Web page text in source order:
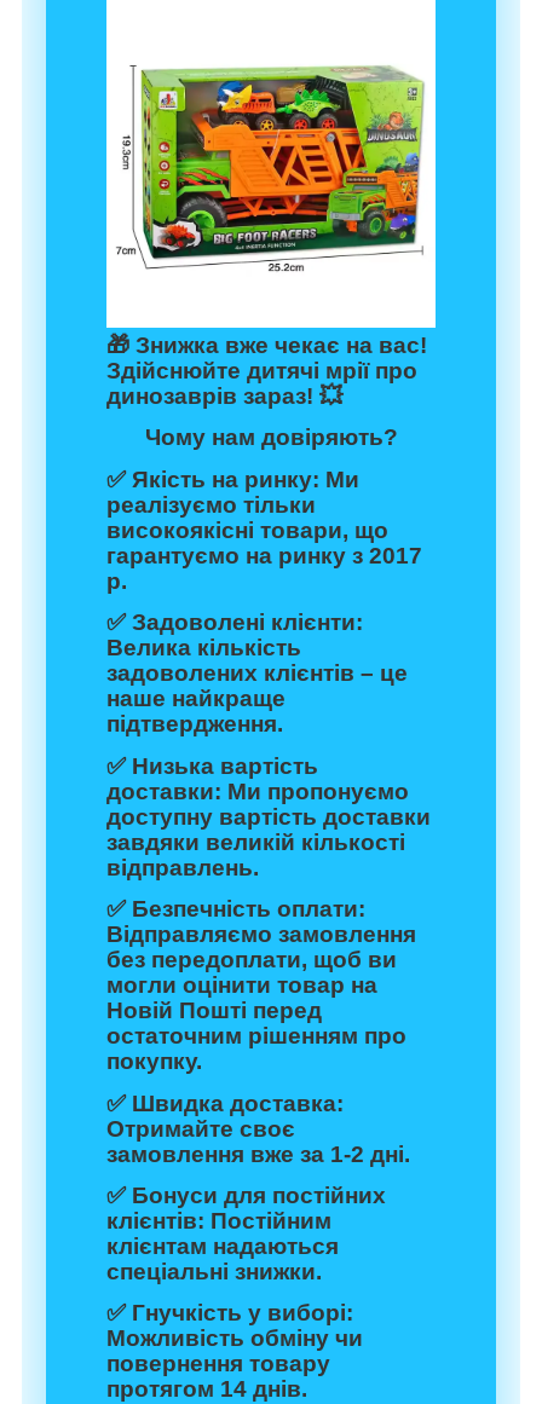
🎁 Знижка вже чекає на вас!
Здійснюйте дитячі мрії про
динозаврів зараз! 💥
Чому нам довіряють?
✅ Якість на ринку: Ми
реалізуємо тільки
високоякісні товари, що
гарантуємо на ринку з 2017
р.
✅Задоволені клієнти:
Велика кількість
задоволених клієнтів – це
наше найкраще
підтвердження.
✅ Низька вартість
доставки: Ми пропонуємо
доступну вартість доставки
завдяки великій кількості
відправлень.
✅ Безпечність оплати:
Відправляємо замовлення
без передоплати, щоб ви
могли оцінити товар на
Новій Пошті перед
остаточним рішенням про
покупку.
✅ Швидка доставка:
Отримайте своє
замовлення вже за 1-2 дні.
✅ Бонуси для постійних
клієнтів: Постійним
клієнтам надаються
спеціальні знижки.
✅ Гнучкість у виборі:
Можливість обміну чи
повернення товару
протягом 14 днів.